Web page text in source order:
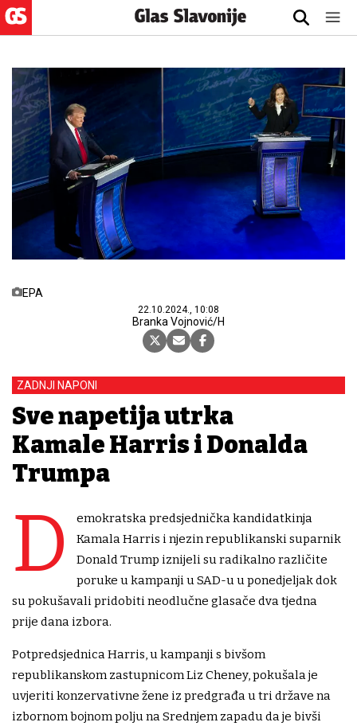
EPA
22.10.2024., 10:08
Branka Vojnović/H
ZADNJI NAPONI
Sve napetija utrka
Kamale Harris i Donalda
Trumpa
D
emokratska predsjednička kandidatkinja
Kamala Harris i njezin republikanski suparnik
Donald Trump iznijeli su radikalno različite
poruke u kampanji u SAD-u u ponedjeljak dok
su pokušavali pridobiti neodlučne glasače dva tjedna
prije dana izbora.
Potpredsjednica Harris, u kampanji s bivšom
republikanskom zastupnicom Liz Cheney, pokušala je
uvjeriti konzervativne žene iz predgrađa u tri države na
izbornom bojnom polju na Srednjem zapadu da je bivši